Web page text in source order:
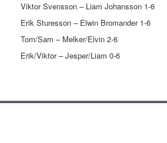
Viktor Svensson – Liam Johansson 1-6
Erik Sturesson – Elwin Bromander 1-6
Tom/Sam – Melker/Elvin 2-6
Erik/Viktor – Jesper/Liam 0-6